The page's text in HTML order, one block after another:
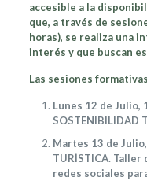
accesible a la
que, a través de
horas), se realiza una
interés y que buscan
Las sesiones
Lunes 12 de Julio,
SOSTENIBILIDAD
Martes 13 de Julio,
TURÍSTICA.
redes sociales